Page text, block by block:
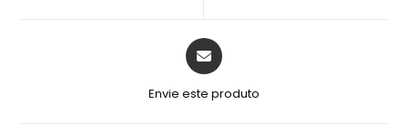
Envie este produto